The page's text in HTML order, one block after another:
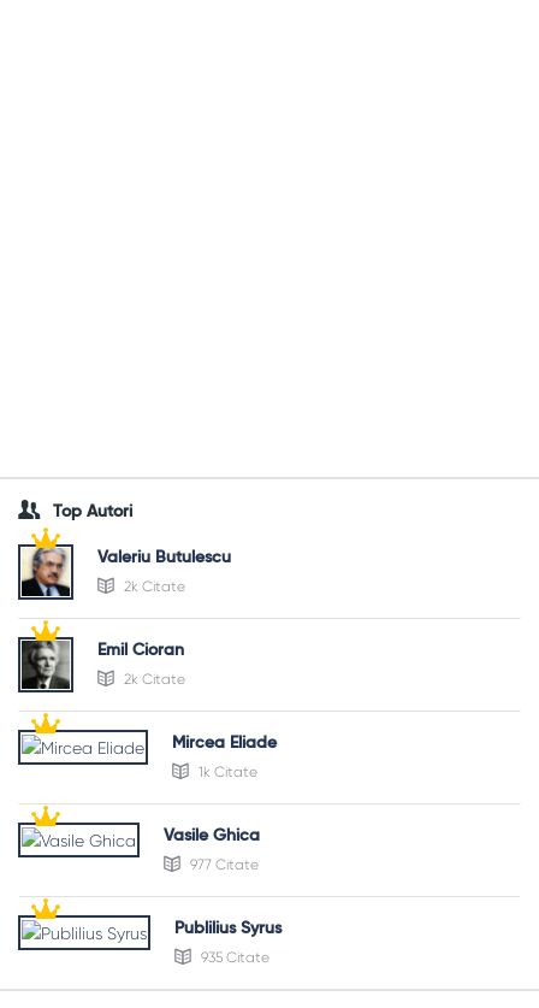
Top Autori
Valeriu Butulescu
2k Citate
Emil Cioran
2k Citate
Mircea Eliade
1k Citate
Vasile Ghica
977 Citate
Publilius Syrus
935 Citate